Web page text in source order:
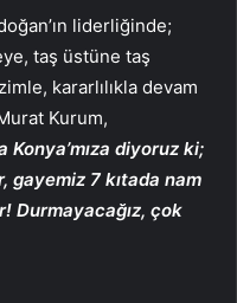
liderliğinde;
taş üstüne taş
kararlılıkla devam
Kurum,
Konya’mıza diyoruz ki;
gayemiz 7 kıtada nam
Durmayacağız, çok